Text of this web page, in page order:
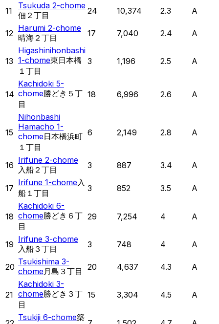
11
Tsukuda 2-chome
佃２丁目
24 10,374 2.3 A
12
Harumi 2-chome
晴海２丁目
17 7,040 2.4 A
13
Higashinihonbashi
1-chome東日本橋
１丁目
3 1,196 2.5 A
14
Kachidoki 5-
chome勝どき５丁
目
18 6,996 2.6 A
15
Nihonbashi
Hamacho 1-
chome日本橋浜町
１丁目
6 2,149 2.8 A
16
Irifune 2-chome
入船２丁目
3 887 3.4 A
17
Irifune 1-chome入
船１丁目
3 852 3.5 A
18
Kachidoki 6-
chome勝どき６丁
目
29 7,254 4 A
19
Irifune 3-chome
入船３丁目
3 748 4 A
20
Tsukishima 3-
chome月島３丁目 20 4,637 4.3 A
21
Kachidoki 3-
chome勝どき３丁
目
15 3,304 4.5 A
Tsukiji 6-chome築